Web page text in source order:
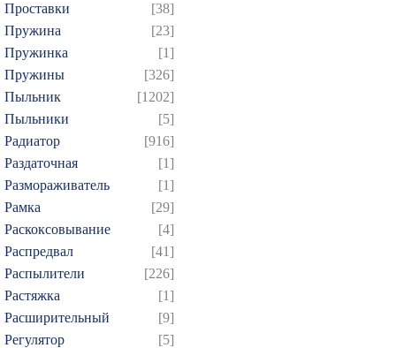
Проставки
[38]
Пружина
[23]
Пружинка
[1]
Пружины
[326]
Пыльник
[1202]
Пыльники
[5]
Радиатор
[916]
Раздаточная
[1]
Размораживатель
[1]
Рамка
[29]
Раскоксовывание
[4]
Распредвал
[41]
Распылители
[226]
Растяжка
[1]
Расширительный
[9]
Регулятор
[5]